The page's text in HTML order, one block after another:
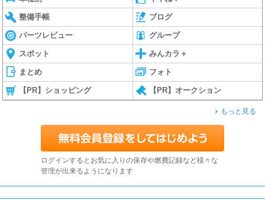
整備手帳 ブログ
パーツレビュー グループ
スポット みんカラ＋
まとめ フォト
【PR】ショッピング 【PR】オークション
もっと見る
ログインするとお気に入りの保存や燃費記録など様々な
管理が出来るようになります